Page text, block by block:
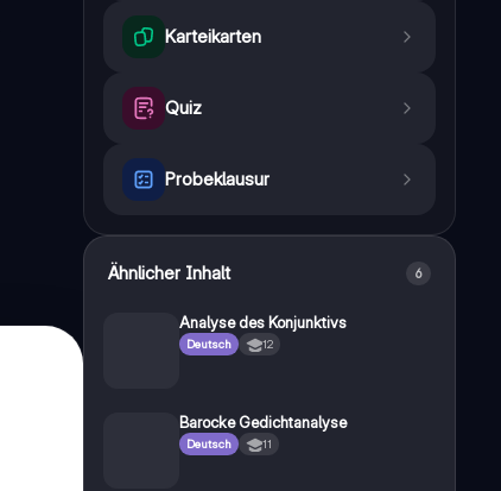
Karteikarten
Quiz
Probeklausur
Ähnlicher Inhalt 6
Analyse des Konjunktivs
Deutsch 12
Barocke Gedichtanalyse
Deutsch 11